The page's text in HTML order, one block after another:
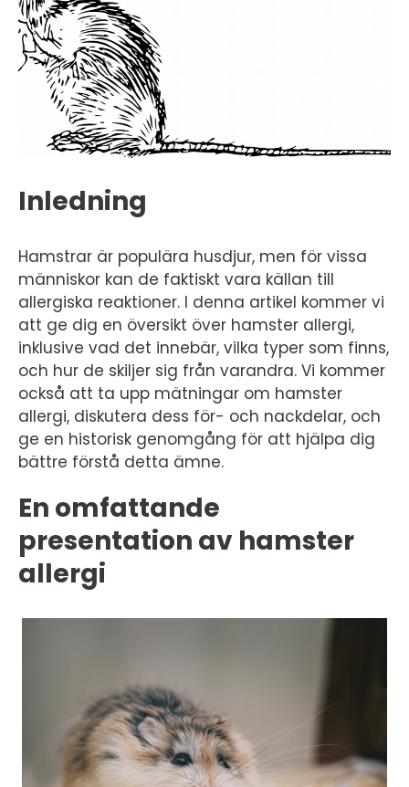
Inledning
Hamstrar är populära husdjur, men för vissa
människor kan de faktiskt vara källan till
allergiska reaktioner. I denna artikel kommer vi
att ge dig en översikt över hamster allergi,
inklusive vad det innebär, vilka typer som finns,
och hur de skiljer sig från varandra. Vi kommer
också att ta upp mätningar om hamster
allergi, diskutera dess för- och nackdelar, och
ge en historisk genomgång för att hjälpa dig
bättre förstå detta ämne.
En omfattande
presentation av hamster
allergi